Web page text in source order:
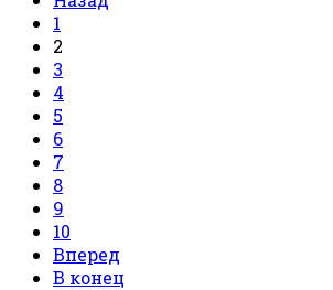
1
2
3
4
5
6
7
8
9
10
Вперед
В конец